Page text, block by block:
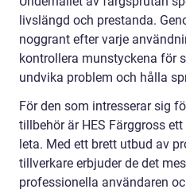
livslängd och prestanda.
noggrant efter varje
kontrollera munstyckena för
undvika problem och hålla
För den som intresserar sig
tillbehör är HES Färggross
leta. Med ett brett utbud av
tillverkare erbjuder de det
professionella användaren